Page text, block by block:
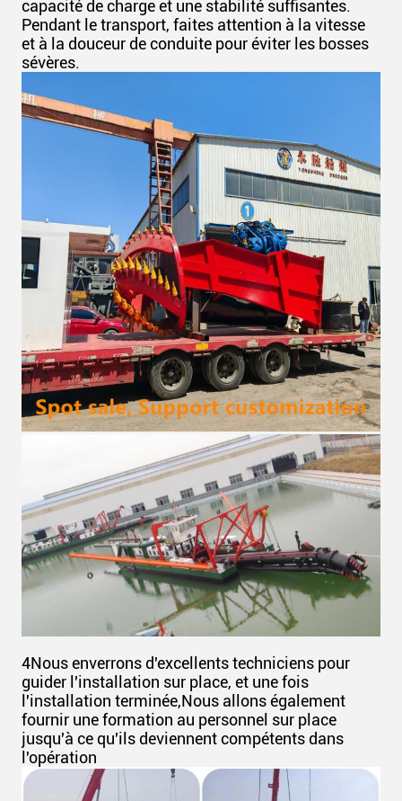
capacité de charge et une stabilité suffisantes.
Pendant le transport, faites attention à la vitesse
et à la douceur de conduite pour éviter les bosses
sévères.
4Nous enverrons d'excellents techniciens pour
guider l'installation sur place, et une fois
l'installation terminée,Nous allons également
fournir une formation au personnel sur place
jusqu'à ce qu'ils deviennent compétents dans
l'opération